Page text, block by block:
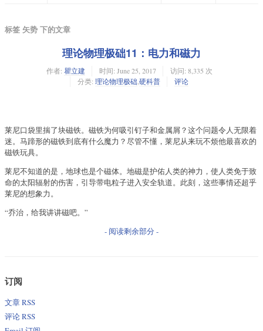
标签 矢势 下的文章
理论物理极础11：电力和磁力
作者: 瞿立建 时间: June 25, 2017
访问: 8,335 次
分类: 理论物理极础 硬科普 评论
莱尼口袋里揣了块磁铁。磁铁为何吸引钉子和金属屑？这个问题令人无限着
迷。马蹄形的磁铁到底有什么魔力？尽管不懂，莱尼从来玩不烦他最喜欢的
磁铁玩具。
莱尼不知道的是，地球也是个磁体。地磁是护佑人类的神力，使人类免于致
命的太阳辐射的伤害，引导带电粒子进入安全轨道。此刻，这些事情还超乎
莱尼的想象力。
“乔治，给我讲讲磁吧。”
- 阅读剩余部分 -
订阅
文章 RSS
评论 RSS